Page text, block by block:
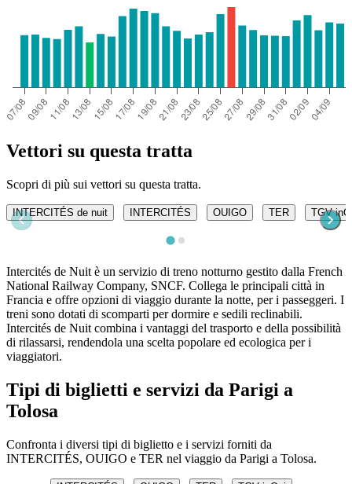
Vettori su questa tratta
Scopri di più sui vettori su questa tratta.
INTERCITÉS de nuit INTERCITÉS OUIGO TER TGV
Intercités de Nuit è un servizio di treno notturno gestito dalla French
National Railway Company, SNCF. Collega le principali città in
Francia e offre opzioni di viaggio durante la notte, per i passeggeri. I
treni sono dotati di scomparti per dormire e sedili reclinabili.
Intercités de Nuit combina i vantaggi del trasporto e della possibilità
di rilassarsi, rendendola una scelta popolare ed ecologica per i
viaggiatori.
Tipi di biglietti e servizi da Parigi a
Tolosa
Confronta i diversi tipi di biglietto e i servizi forniti da
INTERCITÉS, OUIGO e TER nel viaggio da Parigi a Tolosa.